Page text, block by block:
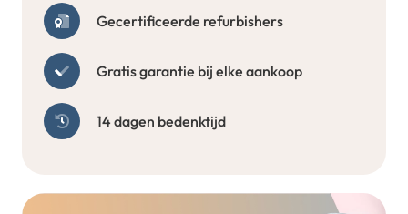
Gecertificeerde refurbishers
Gratis garantie bij elke aankoop
14 dagen bedenktijd